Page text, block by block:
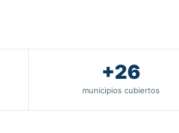
+26
municipios cubiertos